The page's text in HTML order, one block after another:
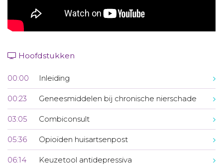
Hoofdstukken
00:00 Inleiding
00:23 Geneesmiddelen bij chronische nierschade
03:05 Combiconsult
05:36 Opioïden huisartsenpost
06:14 Keuzetool antidepressiva